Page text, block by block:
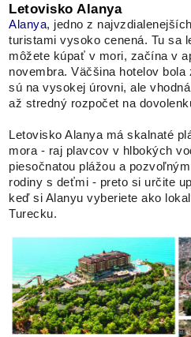
Letovisko Alanya
Alanya, jedno z
turistami vysoko cenená. Tu sa
môžete kúpať v mori, začína v
novembra. Väčšina hotelov
sú na vysokej úrovni, ale
až stredný rozpočet na
Letovisko Alanya má skalnaté
mora - raj plavcov v hlbokých
piesočnatou plážou a
rodiny s deťmi - preto si určite
keď si Alanyu vyberiete ako
Turecku.